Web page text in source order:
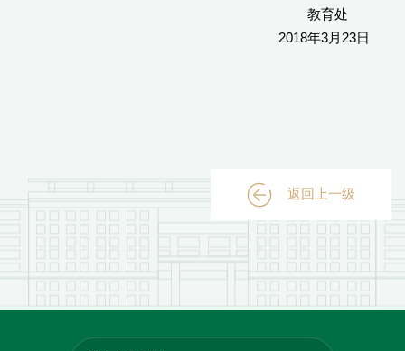
教育处
2018年3月23日
返回上一级